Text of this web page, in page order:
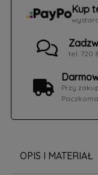
Kup
tel. 720
Przy
OPIS I MATERIAŁ